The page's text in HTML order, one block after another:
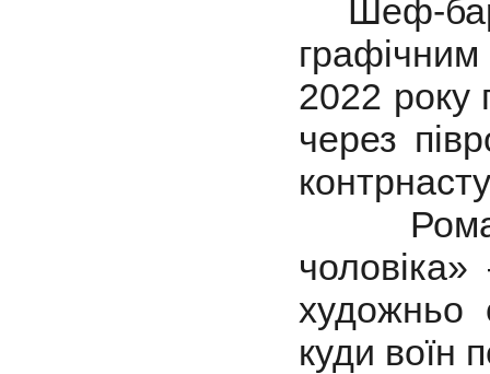
Шеф-
2022 року
через
Роман
художньо
куди воїн